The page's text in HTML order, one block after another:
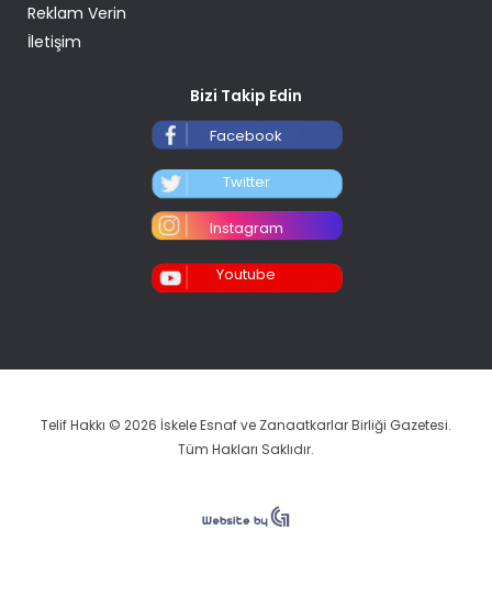
Reklam Verin
İletişim
Bizi Takip Edin
Facebook
Twitter
Instagram
Youtube
Telif Hakkı © 2026 İskele Esnaf ve Zanaatkarlar Birliği Gazetesi.
Tüm Hakları Saklıdır.